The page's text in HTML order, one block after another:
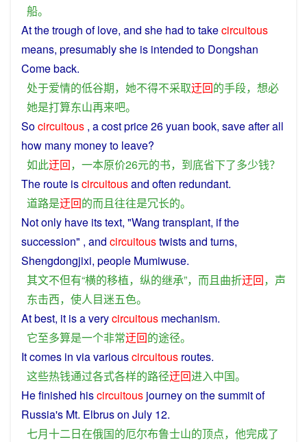
船。
Atthetrough of love, and she had totakecircuitous
means, presumablyshe is intended to Dongshan
Comeback.
处于爱情的低谷期， 她不得不采取迂回的手段， 想必
她是打算东山再来吧。
Socircuitous , acost price 26yuan book, saveafter all
how many moneyto leave?
如此迂回， 一本原价26元的书， 到底省下了多少钱？
The route iscircuitousand often redundant.
道路是迂回的而且往往是冗长的。
Notonly have itstext, "Wang transplant, ifthe
succession" , and circuitoustwistsand turns,
Shengdongjixi, people Mumiwuse.
其文不但有“横的移植， 纵的继承”， 而且曲折迂回， 声
东击西， 使人目迷五色。
Atbest, it isaverycircuitous mechanism.
它至多算是一个非常迂回的途径。
Itcomes in viavariouscircuitous routes.
这些热钱通过各式各样的路径迂回进入中国。
Hefinished hiscircuitous journeyon thesummitof
Russia's Mt. Elbrus on July 12.
七月十二日在俄国的厄尔布鲁士山的顶点， 他完成了